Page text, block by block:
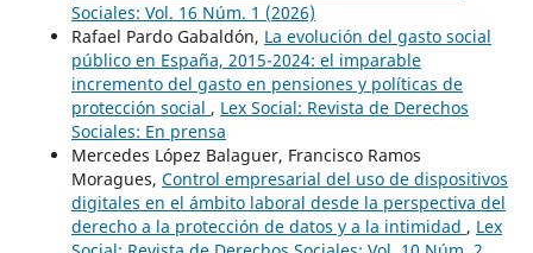
Sociales: Vol. 16 Núm. 1 (2026)
Rafael Pardo Gabaldón, La evolución del gasto social
público en España, 2015-2024: el imparable
incremento del gasto en pensiones y políticas de
protección social , Lex Social: Revista de Derechos
Sociales: En prensa
Mercedes López Balaguer, Francisco Ramos
Moragues, Control empresarial del uso de dispositivos
digitales en el ámbito laboral desde la perspectiva del
derecho a la protección de datos y a la intimidad , Lex